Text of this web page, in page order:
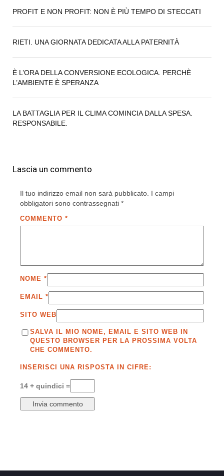
PROFIT E NON PROFIT: NON È PIÙ TEMPO DI STECCATI
RIETI. UNA GIORNATA DEDICATA ALLA PATERNITÀ
È L’ORA DELLA CONVERSIONE ECOLOGICA. PERCHÈ
L’AMBIENTE È SPERANZA
LA BATTAGLIA PER IL CLIMA COMINCIA DALLA SPESA.
RESPONSABILE.
Lascia un commento
Il tuo indirizzo email non sarà pubblicato. I campi
obbligatori sono contrassegnati *
COMMENTO *
NOME *
EMAIL *
SITO WEB
SALVA IL MIO NOME, EMAIL E SITO WEB IN
QUESTO BROWSER PER LA PROSSIMA VOLTA
CHE COMMENTO.
INSERISCI UNA RISPOSTA IN CIFRE:
14 + quindici =